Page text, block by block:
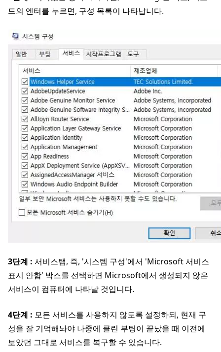
드의 엔터를 누르면, 구성 목록이 나타납니다.
3단계 : 서비스탭, 즉, '시스템 구성'에서 'Microsoft 서비스
표시 안함' 박스를 선택하면 Microsoft에서 생성되지 않은
서비스이 컴퓨터에 나타날 것입니다.
4단계 : 모든 서비스를 사용하지 않도록 설정하되, 현재 구
성을 잘 기억해놔야 나중에 클린 부팅이 끝났을 때 이전에
보았던 그대로 서비스를 복구할 수 있습니다.